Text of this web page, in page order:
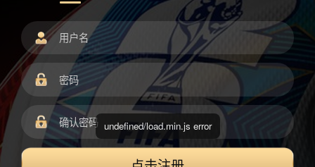
undefined/load.min.js error